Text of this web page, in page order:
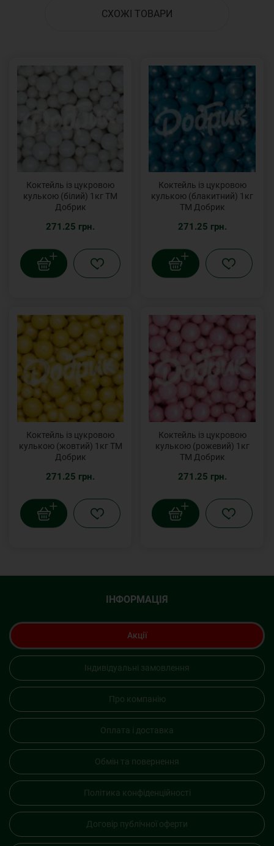
СХОЖІ ТОВАРИ
Коктейль із цукровою
кулькою (білий) 1кг ТМ
Добрик
271.25 грн.
Коктейль із цукровою
кулькою (блакитний) 1кг
ТМ Добрик
271.25 грн.
Коктейль із цукровою
кулькою (жовтий) 1кг ТМ
Добрик
271.25 грн.
Коктейль із цукровою
кулькою (рожевий) 1кг
ТМ Добрик
271.25 грн.
ІНФОРМАЦІЯ
Акції
Індивідуальні замовлення
Про компанію
Оплата і доставка
Обмін та повернення
Політика конфіденційності
Договір публічної оферти